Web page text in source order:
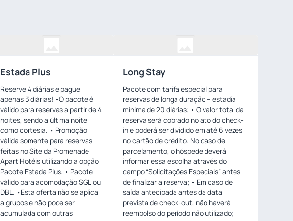
Estada Plus
Reserve 4 diárias e pague
apenas 3 diárias! •O pacote é
válido para reservas a partir de 4
noites, sendo a última noite
como cortesia. • Promoção
válida somente para reservas
feitas no Site da Promenade
Apart Hotéis utilizando a opção
Pacote Estada Plus. • Pacote
válido para acomodação SGL ou
DBL. •Esta oferta não se aplica
a grupos e não pode ser
acumulada com outras
Long Stay
Pacote com tarifa especial para
reservas de longa duração – estadia
mínima de 20 diárias; • O valor total da
reserva será cobrado no ato do check-
in e poderá ser dividido em até 6 vezes
no cartão de crédito. No caso de
parcelamento, o hóspede deverá
informar essa escolha através do
campo “Solicitações Especiais” antes
de finalizar a reserva; • Em caso de
saída antecipada antes da data
prevista de check-out, não haverá
reembolso do período não utilizado;